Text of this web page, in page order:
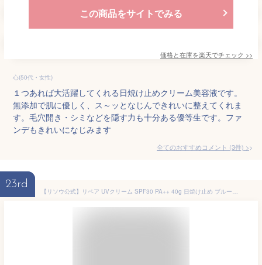
この商品をサイトでみる
価格と在庫を楽天でチェック >>
心(50代・女性)
１つあれば大活躍してくれる日焼け止めクリーム美容液です。
無添加で肌に優しく、ス～ッとなじんできれいに整えてくれま
す。毛穴開き・シミなどを隠す力も十分ある優等生です。ファ
ンデもきれいになじみます
全てのおすすめコメント (3件) >
23rd
【リソウ公式】リペア UVクリーム SPF30 PA++ 40g 日焼け止め ブルーライトカット 紫外線吸収剤不使用 ノンケミカル 無添加 敏感肌 日焼け止めクリーム 顔 紫外線 ブロック 近赤外線 UVケア 光ダメージ 美容 毛穴 隠す